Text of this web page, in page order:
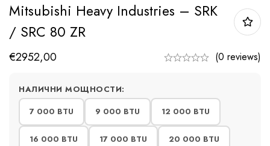
Mitsubishi Heavy Industries – SRK
/ SRC 80 ZR
€2952,00 (0 reviews)
НАЛИЧНИ МОЩНОСТИ:
7 000 BTU
9 000 BTU 12 000 BTU
16 000 BTU 17 000 BTU 20 000 BTU